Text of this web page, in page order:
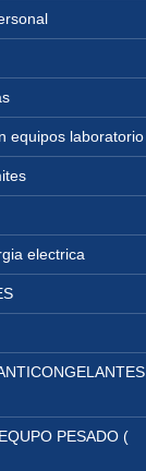
equipos laboratorio
electrica
PESADO (